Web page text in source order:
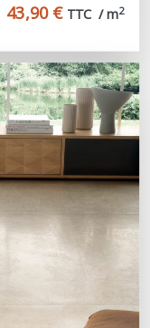
43,90 € TTC  / m2